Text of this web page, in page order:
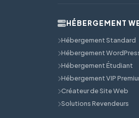
HÉBERGEMENT
Hébergement Standard
Hébergement
Hébergement Étudiant
Hébergement VIP
Créateur de Site Web
Solutions Revendeurs